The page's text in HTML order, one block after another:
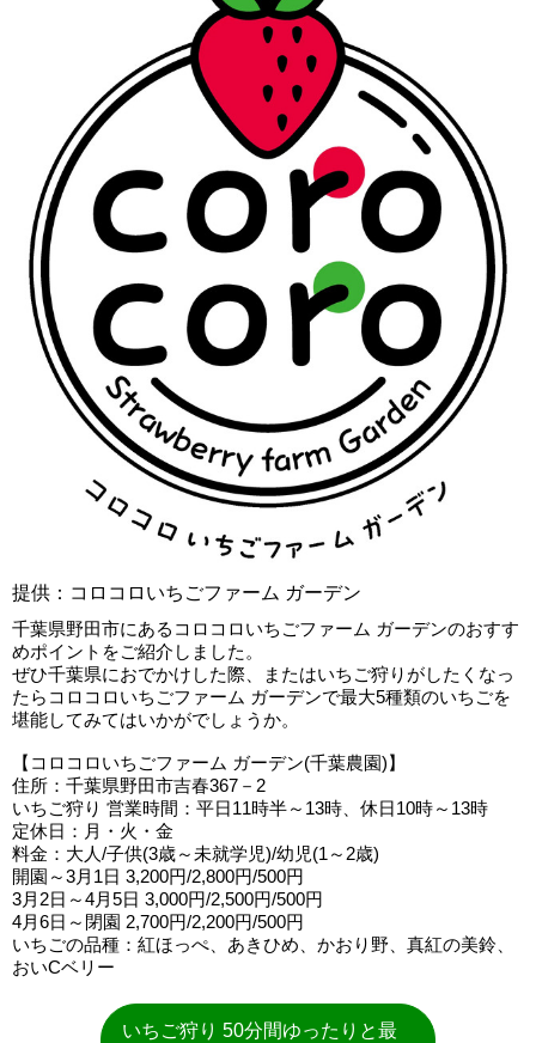
提供：コロコロいちごファーム ガーデン
千葉県野田市にあるコロコロいちごファーム ガーデンのおすす
めポイントをご紹介しました。
ぜひ千葉県におでかけした際、またはいちご狩りがしたくなっ
たらコロコロいちごファーム ガーデンで最大5種類のいちごを
堪能してみてはいかがでしょうか。
【コロコロいちごファーム ガーデン(千葉農園)】
住所：千葉県野田市吉春367－2
いちご狩り 営業時間：平日11時半～13時、休日10時～13時
定休日：月・火・金
料金：大人/子供(3歳～未就学児)/幼児(1～2歳)
開園～3月1日 3,200円/2,800円/500円
3月2日～4月5日 3,000円/2,500円/500円
4月6日～閉園 2,700円/2,200円/500円
いちごの品種：紅ほっぺ、あきひめ、かおり野、真紅の美鈴、
おいCベリー
いちご狩り 50分間ゆったりと最